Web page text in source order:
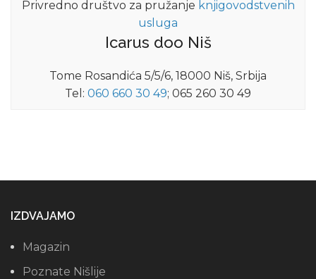
Privredno društvo za pružanje knjigovodstvenih
usluga
Icarus doo Niš
Tome Rosandića 5/5/6, 18000 Niš, Srbija
Tel: 060 660 30 49; 065 260 30 49
IZDVAJAMO
Magazin
Poznate Nišlije